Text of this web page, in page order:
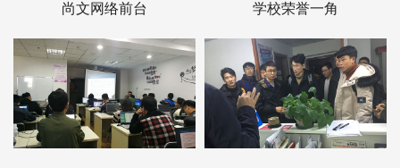
尚文网络前台 学校荣誉一角